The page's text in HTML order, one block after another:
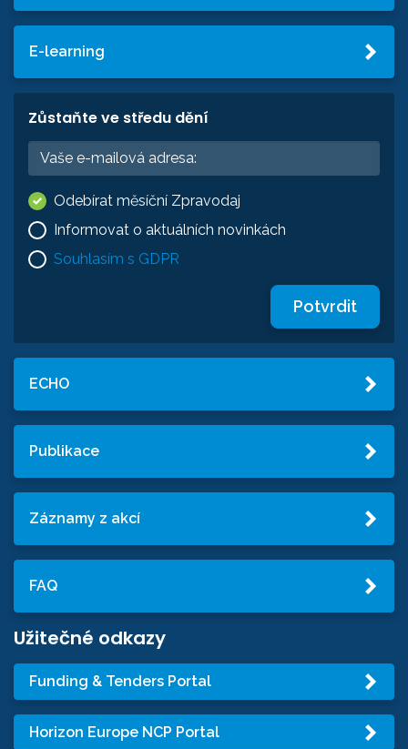
E-learning
Zůstaňte ve středu dění
Odebírat měsíční Zpravodaj
Informovat o aktuálních novinkách
Souhlasím s GDPR
Potvrdit
ECHO
Publikace
Záznamy z akcí
FAQ
Užitečné odkazy
Funding & Tenders Portal
Horizon Europe NCP Portal